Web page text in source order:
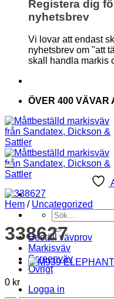
Registera dig
nyhetsbrev
Vi lovar att endast
nyhetsbrev om "att
skall handla markis
ÖVER 400 VÄVAR
Sök
efter:
Beställ vävprov
Markisväv
Screenväv
Övrigt
Logga in
Hem / Uncategorized
338627
0 kr